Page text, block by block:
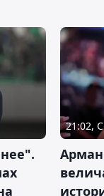
21:02,